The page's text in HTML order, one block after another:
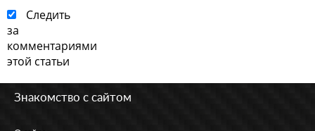
Следить
за
комментариями
этой статьи
Знакомство с сайтом